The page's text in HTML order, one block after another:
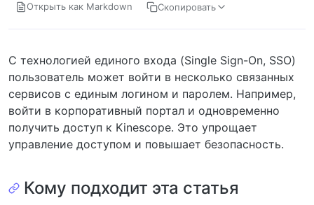
Открыть как Markdown Скопировать
С технологией единого входа (Single Sign-On, SSO)
пользователь может войти в несколько связанных
сервисов с единым логином и паролем. Например,
войти в корпоративный портал и одновременно
получить доступ к Kinescope. Это упрощает
управление доступом и повышает безопасность.
Кому подходит эта статья